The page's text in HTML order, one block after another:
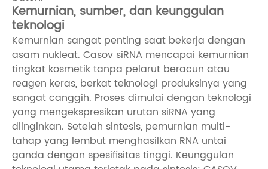
Kemurnian, sumber, dan keunggulan
teknologi
Kemurnian sangat penting saat bekerja dengan
asam nukleat. Casov siRNA mencapai kemurnian
tingkat kosmetik tanpa pelarut beracun atau
reagen keras, berkat teknologi produksinya yang
sangat canggih. Proses dimulai dengan teknologi
yang mengekspresikan urutan siRNA yang
diinginkan. Setelah sintesis, pemurnian multi-
tahap yang lembut menghasilkan RNA untai
ganda dengan spesifisitas tinggi. Keunggulan